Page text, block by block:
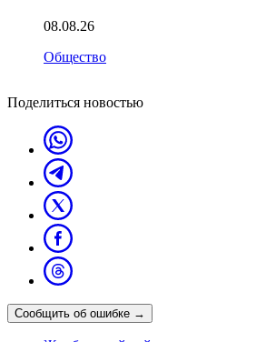
08.08.26
Общество
Поделиться новостью
Сообщить об ошибке →